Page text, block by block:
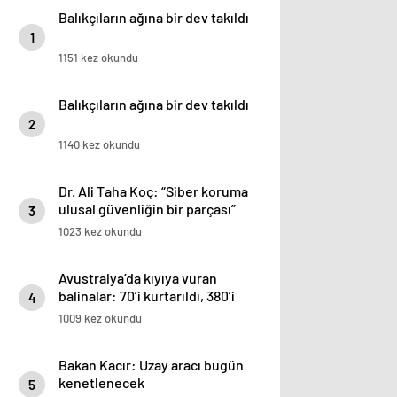
1
Balıkçıların ağına bir dev takıldı
1151 kez okundu
2
Balıkçıların ağına bir dev takıldı
1140 kez okundu
3
Dr. Ali Taha Koç: “Siber koruma
ulusal güvenliğin bir parçası”
1023 kez okundu
4
Avustralya’da kıyıya vuran
balinalar: 70’i kurtarıldı, 380’i
öldü
1009 kez okundu
5
Bakan Kacır: Uzay aracı bugün
kenetlenecek